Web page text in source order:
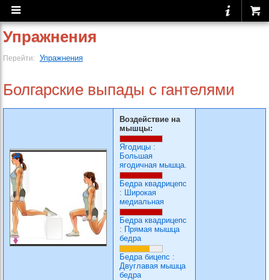
Упражнения
Перейти: Упражнения
Болгарские выпады с гантелями
Воздействие на
мышцы:
Ягодицы :
Большая
ягодичная мышца.
Бедра квадрицепс
: Широкая
медиальная
Бедра квадрицепс
: Прямая мышца
бедра
Бедра бицепс :
Двуглавая мышца
бедра